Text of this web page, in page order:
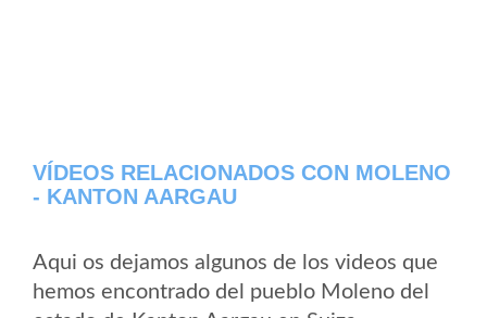
VÍDEOS RELACIONADOS CON MOLENO
- KANTON AARGAU
Aqui os dejamos algunos de los videos que
hemos encontrado del pueblo Moleno del